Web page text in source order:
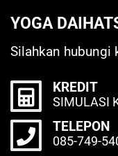
YOGA
Silahkan hubungi
KREDIT
SIMULASI
TELEPON
085-749-